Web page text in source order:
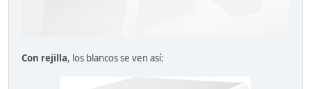
Con rejilla, los blancos se ven así: